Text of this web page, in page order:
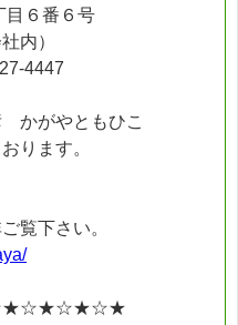
目６番６号
内）
4447
かがやともひこ
ります。
覧下さい。